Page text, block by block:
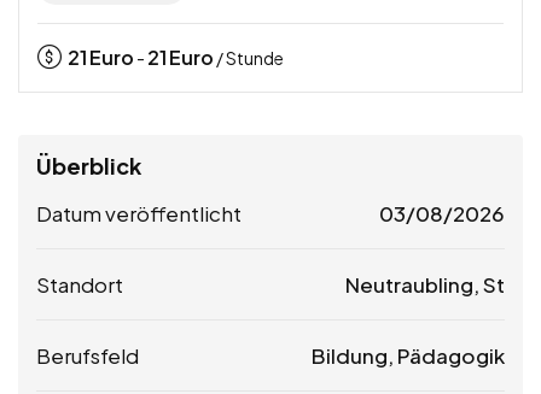
21Euro - 21Euro / Stunde
Überblick
Datum veröffentlicht 03/08/2026
Standort Neutraubling, St
Berufsfeld Bildung, Pädagogik